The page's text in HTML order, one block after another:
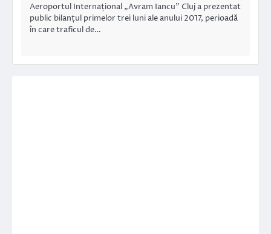
Aeroportul Internațional „Avram Iancu” Cluj a prezentat
public bilanțul primelor trei luni ale anului 2017, perioadă
în care traficul de…